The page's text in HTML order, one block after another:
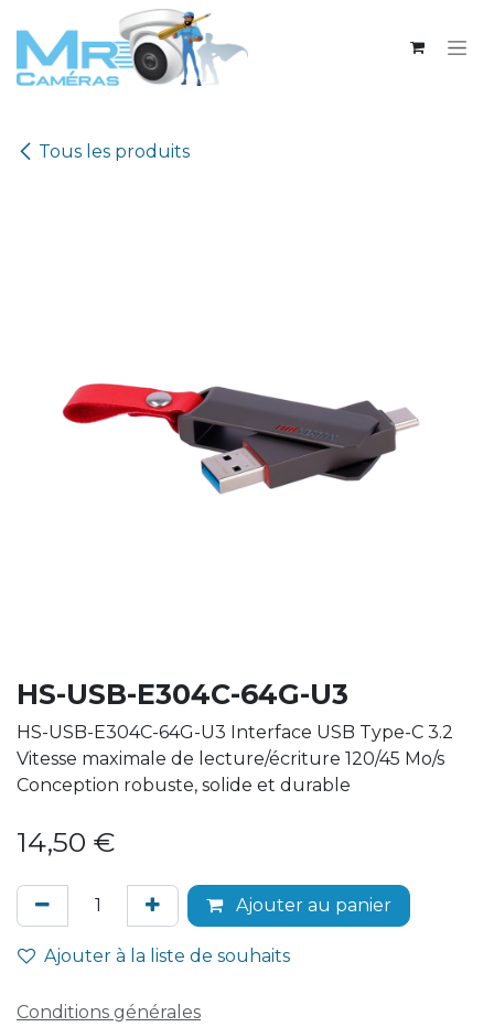
Se rendre au contenu
Tous les produits
HS-USB-E304C-64G-U3
HS-USB-E304C-64G-U3 Interface USB Type-C 3.2
Vitesse maximale de lecture/écriture 120/45 Mo/s
Conception robuste, solide et durable
14,50 €
Ajouter au panier
Ajouter à la liste de souhaits
Conditions générales